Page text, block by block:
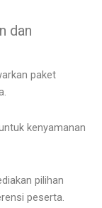
dan
paket
kenyamanan
pilihan
peserta.